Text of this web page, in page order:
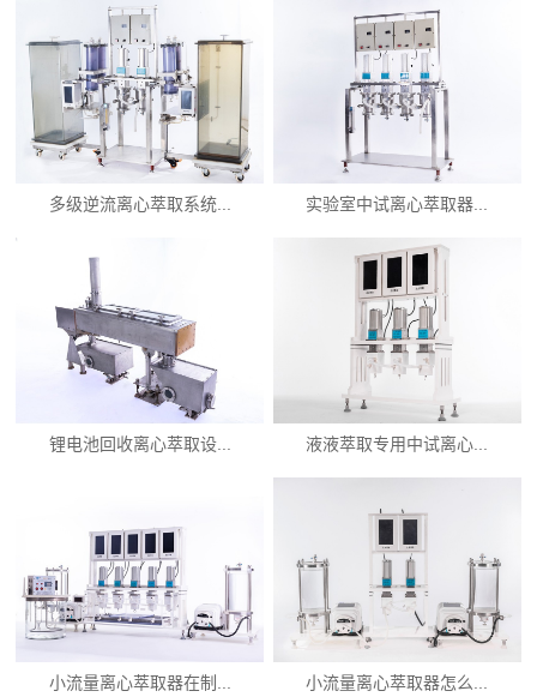
多级逆流离心萃取系统... 实验室中试离心萃取器...
锂电池回收离心萃取设... 液液萃取专用中试离心...
小流量离心萃取器在制... 小流量离心萃取器怎么...